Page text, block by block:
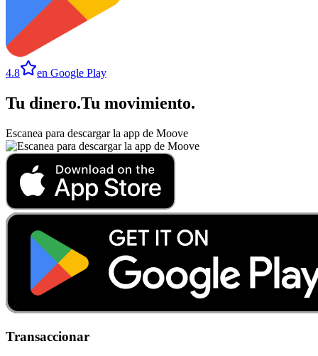
4.8 en Google Play
Tu dinero.Tu movimiento.
Escanea para descargar la app de Moove
Transaccionar